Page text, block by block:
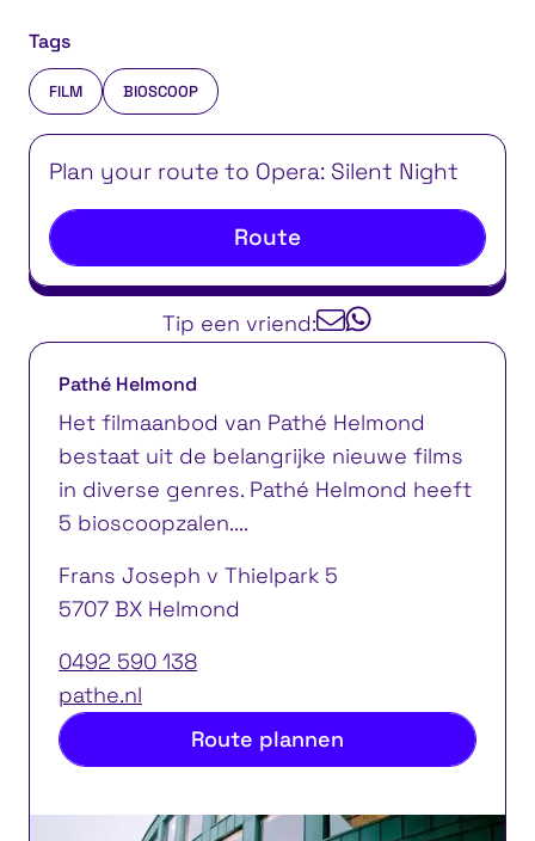
Tags
FILM BIOSCOOP
Plan your route to Opera: Silent Night
Route
Tip een vriend:
Pathé Helmond
Het filmaanbod van Pathé Helmond
bestaat uit de belangrijke nieuwe films
in diverse genres. Pathé Helmond heeft
5 bioscoopzalen....
Frans Joseph v Thielpark 5
5707 BX Helmond
0492 590 138
pathe.nl
Route plannen